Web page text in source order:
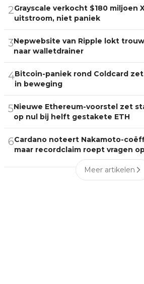
2Grayscale verkocht $180 miljoen
uitstroom, niet paniek
3Nepwebsite van Ripple lokt
naar walletdrainer
4Bitcoin-paniek rond Coldcard
in beweging
5Nieuwe Ethereum-voorstel zet
op nul bij helft gestakete ETH
6Cardano noteert Nakamoto-
maar recordclaim roept vragen
Meer artikelen